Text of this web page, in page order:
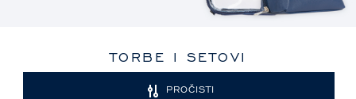
TORBE I SETOVI
PROČISTI